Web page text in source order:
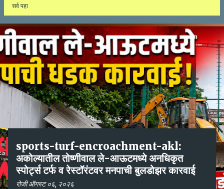
सर्व पहा
पो
स्ट्स
sports-turf-encroachment-akl:
अकोल्यातील तोष्णीवाल ले-आऊटमध्ये अनधिकृत
स्पोर्ट्स टर्फ व रेस्टॉरंटवर मनपाची बुलडोझर कारवाई
रोजीऑगस्ट ०६, २०२६